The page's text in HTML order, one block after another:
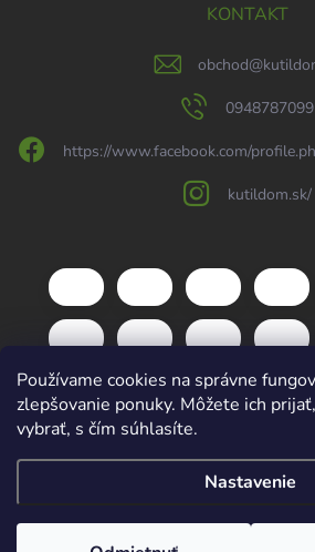
Používame cookies na správne
zlepšovanie ponuky. Môžete ich
vybrať, s čím súhlasíte.
Nastavenie
KONTAKT
obchod@
0948787099
https://www.facebook.com/
kutildom.sk/
Vytvoril
cookies